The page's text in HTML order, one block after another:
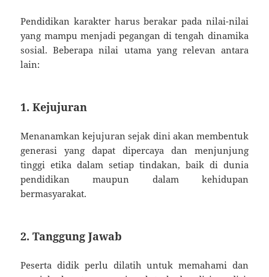
Pendidikan karakter harus berakar pada nilai-nilai
yang mampu menjadi pegangan di tengah dinamika
sosial. Beberapa nilai utama yang relevan antara
lain:
1.Kejujuran
Menanamkan kejujuran sejak dini akan membentuk
generasi yang dapat dipercaya dan menjunjung
tinggi etika dalam setiap tindakan, baik di dunia
pendidikan maupun dalam kehidupan
bermasyarakat.
2.Tanggung Jawab
Peserta didik perlu dilatih untuk memahami dan